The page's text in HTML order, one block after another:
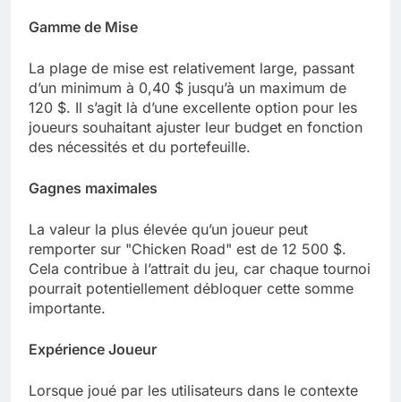
Gamme de Mise
La plage de mise est relativement large, passant
d’un minimum à 0,40 $ jusqu’à un maximum de
120 $. Il s’agit là d’une excellente option pour les
joueurs souhaitant ajuster leur budget en fonction
des nécessités et du portefeuille.
Gagnes maximales
La valeur la plus élevée qu’un joueur peut
remporter sur "Chicken Road" est de 12 500 $.
Cela contribue à l’attrait du jeu, car chaque tournoi
pourrait potentiellement débloquer cette somme
importante.
Expérience Joueur
Lorsque joué par les utilisateurs dans le contexte